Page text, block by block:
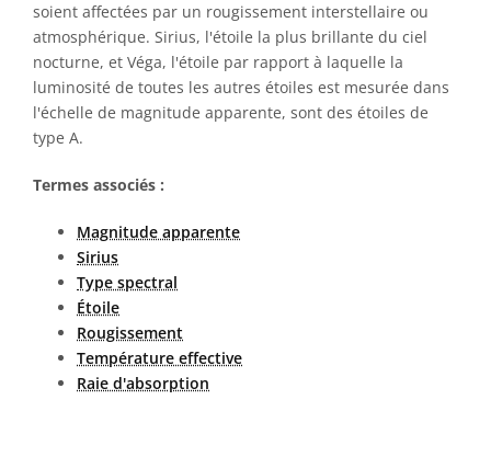
soient affectées par un rougissement interstellaire ou
atmosphérique. Sirius, l'étoile la plus brillante du ciel
nocturne, et Véga, l'étoile par rapport à laquelle la
luminosité de toutes les autres étoiles est mesurée dans
l'échelle de magnitude apparente, sont des étoiles de
type A.
Termes associés :
Magnitude apparente
Sirius
Type spectral
Étoile
Rougissement
Température effective
Raie d'absorption